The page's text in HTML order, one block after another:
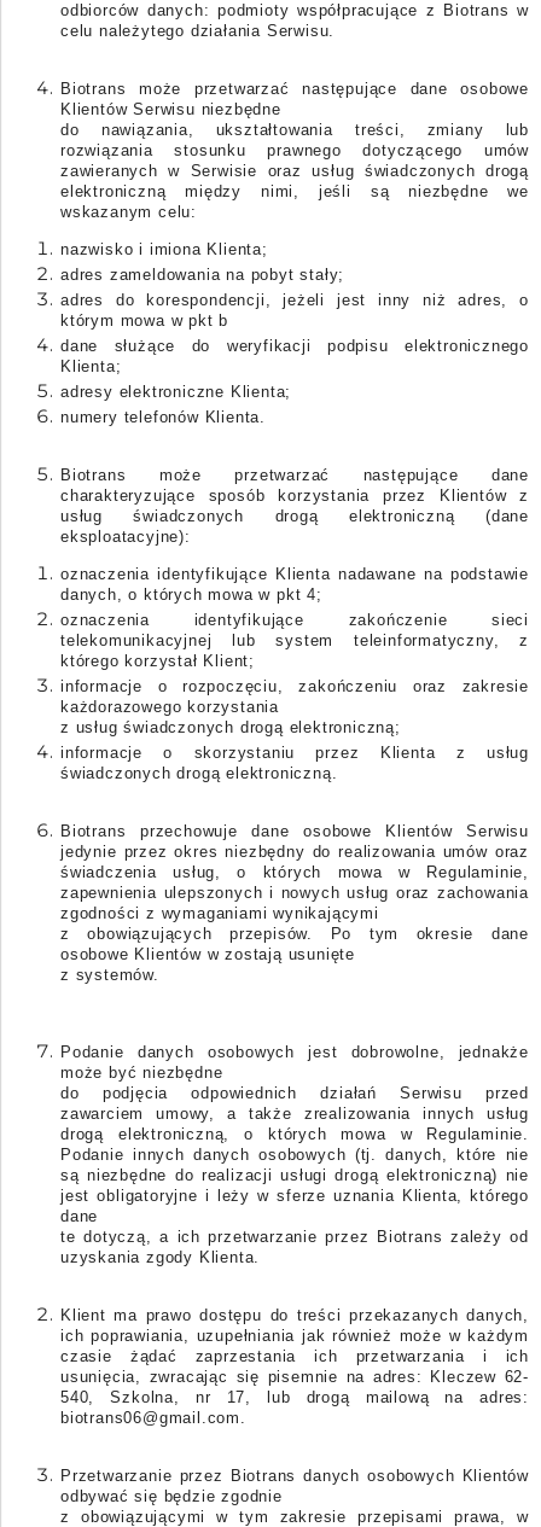
odbiorców danych: podmioty współpracujące z Biotrans w
celu należytego działania Serwisu.
Biotrans może przetwarzać następujące dane osobowe
Klientów Serwisu niezbędne
do nawiązania, ukształtowania treści, zmiany lub
rozwiązania stosunku prawnego dotyczącego umów
zawieranych w Serwisie oraz usług świadczonych drogą
elektroniczną między nimi, jeśli są niezbędne we
wskazanym celu:
nazwisko i imiona Klienta;
adres zameldowania na pobyt stały;
adres do korespondencji, jeżeli jest inny niż adres, o
którym mowa w pkt b
dane służące do weryfikacji podpisu elektronicznego
Klienta;
adresy elektroniczne Klienta;
numery telefonów Klienta.
Biotrans może przetwarzać następujące dane
charakteryzujące sposób korzystania przez
Klientówz
usług świadczonych drogą elektroniczną (dane
eksploatacyjne):
oznaczenia identyfikujące Klientanadawane na podstawie
danych, o których mowa w pkt 4;
oznaczenia identyfikujące zakończenie sieci
telekomunikacyjnej lub system teleinformatyczny, z
którego korzystał Klient;
informacje o rozpoczęciu, zakończeniu oraz zakresie
każdorazowego korzystania
z usług świadczonych drogą elektroniczną;
informacje o skorzystaniu przez
Klienta z usług
świadczonych drogą elektroniczną.
Biotrans przechowuje dane osobowe
Klientów Serwisu
jedynie przez okres niezbędny do realizowania umów oraz
świadczenia usług, o których mowa w Regulaminie,
zapewnienia ulepszonych i nowych usług oraz zachowania
zgodności z wymaganiami wynikającymi
z obowiązujących przepisów. Po tym okresie dane
osobowe Klientów w zostają usunięte
z systemów.
Podanie danych osobowych jest dobrowolne, jednakże
może być niezbędne
do podjęcia odpowiednich działań Serwisu przed
zawarciem umowy, a także zrealizowania innych usług
drogą elektroniczną, o których mowa w Regulaminie.
Podanie innych danych osobowych (tj. danych, które nie
są niezbędne do realizacji usługi drogą elektroniczną) nie
jest obligatoryjne i leży w sferze uznania Klienta, którego
dane
te dotyczą, a ich przetwarzanie przez
Biotrans zależy od
uzyskania zgody Klienta.
Klient ma prawo dostępu do treści przekazanych danych,
ich poprawiania, uzupełniania jak również może w każdym
czasie żądać zaprzestania ich przetwarzania i ich
usunięcia, zwracając się pisemnie na adres:
Kleczew 62-
540, Szkolna, nr 17,
lub drogą mailową na adres:
biotrans06@gmail.com.
Przetwarzanie przez Biotrans danych osobowych Klientów
odbywać się będzie zgodnie
z obowiązującymi w tym zakresie przepisami prawa, w